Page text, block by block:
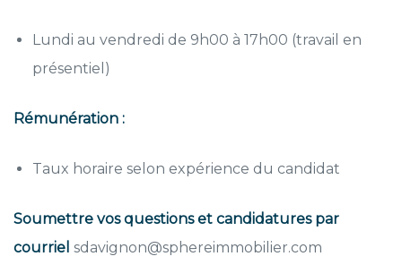
Lundi au vendredi de 9h00 à 17h00 (travail en
présentiel)
Rémunération :
Taux horaire selon expérience du candidat
Soumettre vos questions et candidatures par
courriel sdavignon@sphereimmobilier.com